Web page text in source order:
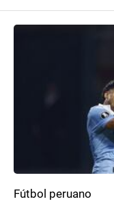
Fútbol peruano